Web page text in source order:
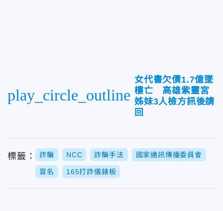
play_circle_outline
女代書欠債1.7億墜
樓亡 高雄紫靈宮
姊妹3人檢方訊後請
回
標籤： 詐騙 NCC 詐騙手法 國家通訊傳播委員會
冒名 165打詐儀錶板